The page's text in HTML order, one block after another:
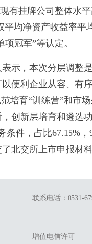
有挂牌公司整体水
均净资产收益率平
冠军”等认定。
，本次分层调整
便利企业从容、有
培育“训练营”和市
创新层培育和遴选
条件，占比67.15%
北交所上市申报材
联系电话：0531-
增值电信许可